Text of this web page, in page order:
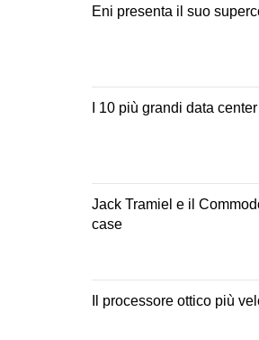
Eni presenta il suo
I 10 più grandi data
Jack Tramiel e il
case
Il processore ottico più